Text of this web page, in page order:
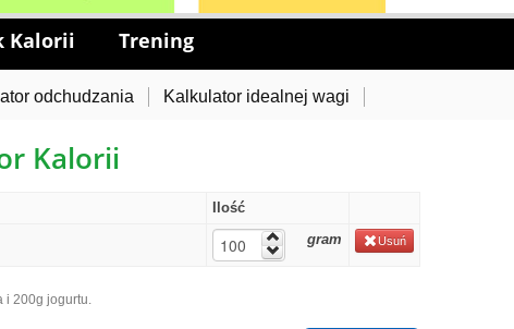
Kalorii Trening
odchudzania Kalkulator idealnej wagi
Kalorii
Ilość
gram Usuń
i 200g jogurtu.